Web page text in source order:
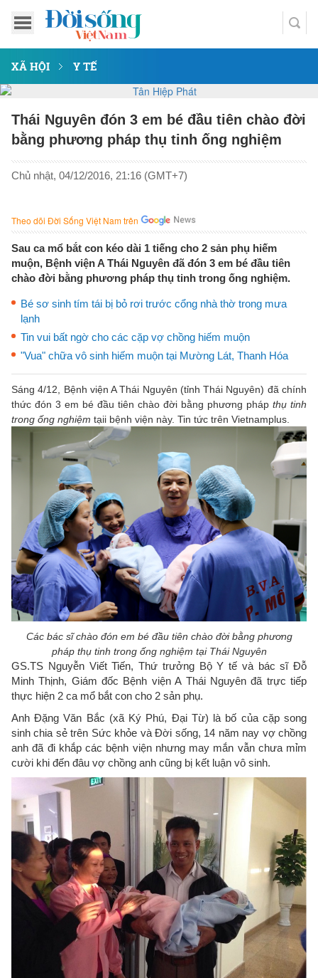
XÃ HỘI Y TẾ
Thái Nguyên đón 3 em bé đầu tiên chào đời
bằng phương pháp thụ tinh ống nghiệm
Chủ nhật, 04/12/2016, 21:16 (GMT+7)
Theo dõi Đời Sống Việt Nam trên
Sau ca mổ bắt con kéo dài 1 tiếng cho 2 sản phụ hiếm
muộn, Bệnh viện A Thái Nguyên đã đón 3 em bé đầu tiên
chào đời bằng phương pháp thụ tinh trong ống nghiệm.
Bé sơ sinh tím tái bị bỏ rơi trước cổng nhà thờ trong mưa
lạnh
Tin vui bất ngờ cho các cặp vợ chồng hiếm muộn
"Vua" chữa vô sinh hiếm muộn tại Mường Lát, Thanh Hóa
Sáng 4/12, Bệnh viện A Thái Nguyên (tỉnh Thái Nguyên) đã chính
thức đón 3 em bé đầu tiên chào đời bằng phương pháp thụ tinh
trong ống nghiệm tạii bệnh viện này. Tin tức trên Vietnamplus.
Các bác sĩ chào đón em bé đầu tiên chào đời bằng phương
pháp thụ tinh trong ống nghiệm tại Thái Nguyên
GS.TS Nguyễn Viết Tiến, Thứ trưởng Bộ Y tế và bác sĩ Đỗ
Minh Thịnh, Giám đốc Bệnh viện A Thái Nguyên đã trực tiếp
thực hiện 2 ca mổ bắt con cho 2 sản phụ.
Anh Đặng Văn Bắc (xã Ký Phú, Đại Từ) là bố của cặp song
sinh chia sẻ trên Sức khỏe và Đời sống, 14 năm nay vợ chồng
anh đã đi khắp các bệnh viện nhưng may mắn vẫn chưa mỉm
cười khi đến đâu vợ chồng anh cũng bị kết luận vô sinh.